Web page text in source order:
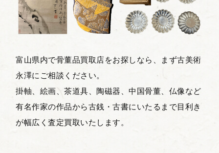
富山県内で骨董品買取店をお探しなら、まず古美術
永澤にご相談ください。
掛軸、絵画、茶道具、陶磁器、中国骨董、仏像など
有名作家の作品から古銭・古書にいたるまで目利き
が幅広く査定買取いたします。